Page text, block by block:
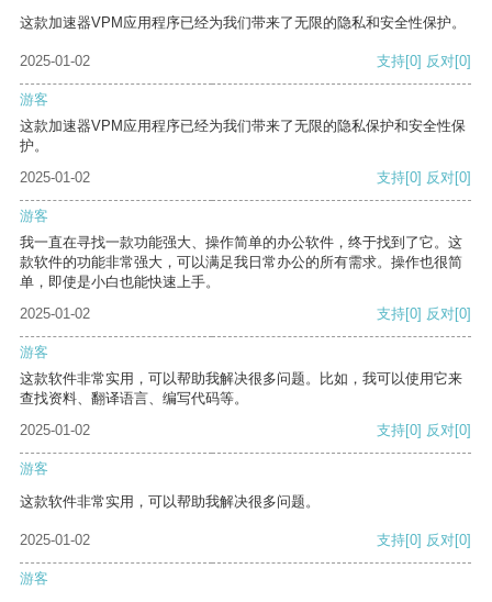
这款加速器VPM应用程序已经为我们带来了无限的隐私和安全性保护。
2025-01-02 支持[0] 反对[0]
游客
这款加速器VPM应用程序已经为我们带来了无限的隐私保护和安全性保
护。
2025-01-02
支持[0] 反对[0]
游客
我一直在寻找一款功能强大、操作简单的办公软件，终于找到了它。这
款软件的功能非常强大，可以满足我日常办公的所有需求。操作也很简
单，即使是小白也能快速上手。
2025-01-02
支持[0] 反对[0]
游客
这款软件非常实用，可以帮助我解决很多问题。比如，我可以使用它来
查找资料、翻译语言、编写代码等。
2025-01-02
支持[0] 反对[0]
游客
这款软件非常实用，可以帮助我解决很多问题。
2025-01-02 支持[0] 反对[0]
游客